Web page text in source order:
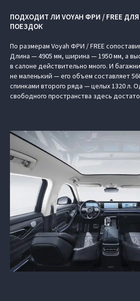
ПОДХОДИТ ЛИ VOYAH ФРИ / FREE
ПОЕЗДОК
По размерам Voyah ФРИ / FREE
Длина — 4905 мм, ширина — 1950 мм, а
в салоне действительно много. И
не маленький — его объем составляет
спинками второго ряда — целых 1320 л.
свободного пространства здесь